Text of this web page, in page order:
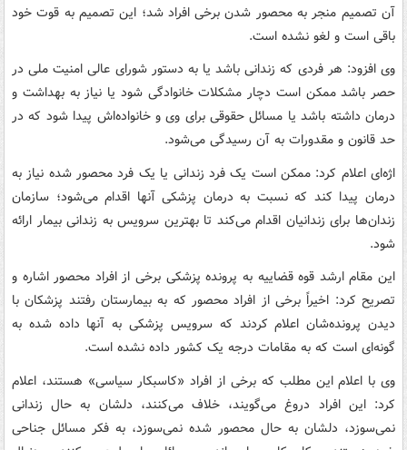
آن تصمیم منجر به محصور شدن برخی افراد شد؛ این تصمیم به قوت خود
باقی است و لغو نشده است.
وی افزود: هر فردی که زندانی باشد یا به دستور شورای عالی امنیت ملی در
حصر باشد ممکن است دچار مشکلات خانوادگی شود یا نیاز به بهداشت و
درمان داشته باشد یا مسائل حقوقی برای وی و خانواده‌اش پیدا شود که در
حد قانون و مقدورات به آن رسیدگی می‌شود.
اژه‌ای اعلام کرد: ممکن است یک فرد زندانی یا یک فرد محصور شده نیاز به
درمان پیدا کند که نسبت به درمان پزشکی آنها اقدام می‌شود؛ سازمان
زندان‌ها برای زندانیان اقدام می‌کند تا بهترین سرویس به زندانی بیمار ارائه
شود.
این مقام ارشد قوه قضاییه به پرونده پزشکی برخی از افراد محصور اشاره و
تصریح کرد: اخیراً برخی از افراد محصور که به بیمارستان رفتند پزشکان با
دیدن پرونده‌شان اعلام کردند که سرویس پزشکی به آنها داده شده به
گونه‌ای است که به مقامات درجه یک کشور داده نشده است.
وی با اعلام این مطلب که برخی از افراد «کاسبکار سیاسی» هستند، اعلام
کرد: این افراد دروغ می‌گویند، خلاف می‌کنند، دلشان به حال زندانی
نمی‌سوزد، دلشان به حال محصور شده نمی‌سوزد، به فکر مسائل جناحی